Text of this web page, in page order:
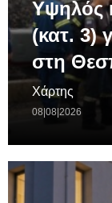
Υψηλός
(κατ. 3)
στη
Χάρτης
08|08|2026